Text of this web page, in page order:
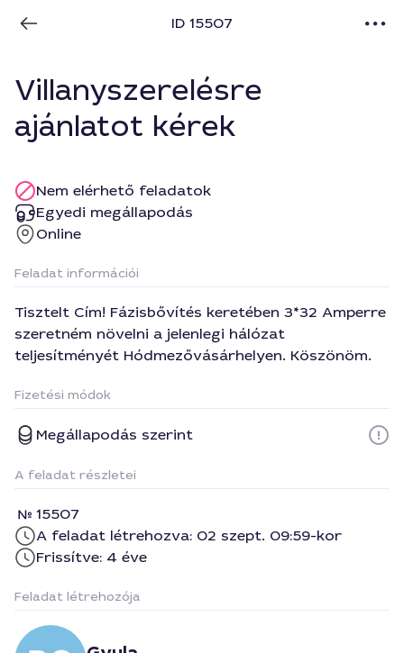
ID 15507
Villanyszerelésre
ajánlatot kérek
Nem elérhető feladatok
Egyedi megállapodás
Online
Feladat információi
Tisztelt Cím! Fázisbővítés keretében 3*32 Amperre
szeretném növelni a jelenlegi hálózat
teljesítményét Hódmezővásárhelyen. Köszönöm.
Fizetési módok
Megállapodás szerint
A feladat részletei
15507
A feladat létrehozva: 02 szept. 09:59-kor
Frissítve: 4 éve
Feladat létrehozója